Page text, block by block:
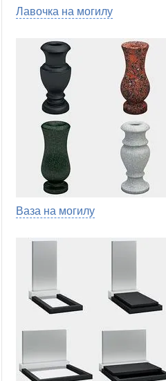
Лавочка на могилу
Ваза на могилу